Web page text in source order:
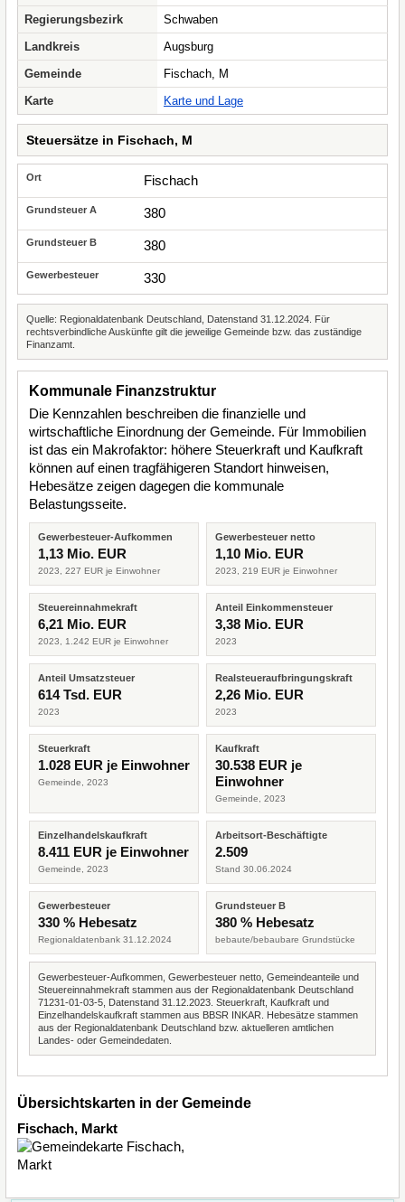
Regierungsbezirk
Schwaben
Landkreis
Augsburg
Gemeinde
Fischach, M
Karte
Karte und Lage
Steuersätze in Fischach, M
Fischach
380
380
330
Quelle: Regionaldatenbank Deutschland, Datenstand 31.12.2024. Für
rechtsverbindliche Auskünfte gilt die jeweilige Gemeinde bzw. das zuständige
Finanzamt.
Kommunale Finanzstruktur
Die Kennzahlen beschreiben die finanzielle und
wirtschaftliche Einordnung der Gemeinde. Für Immobilien
ist das ein Makrofaktor: höhere Steuerkraft und Kaufkraft
können auf einen tragfähigeren Standort hinweisen,
Hebesätze zeigen dagegen die kommunale
Belastungsseite.
Gewerbesteuer-Aufkommen
1,13 Mio. EUR
2023, 227 EUR je Einwohner
Gewerbesteuer netto
1,10 Mio. EUR
2023, 219 EUR je Einwohner
Steuereinnahmekraft
6,21 Mio. EUR
2023, 1.242 EUR je Einwohner
Anteil Einkommensteuer
3,38 Mio. EUR
2023
Anteil Umsatzsteuer
614 Tsd. EUR
2023
Realsteueraufbringungskraft
2,26 Mio. EUR
2023
Steuerkraft
1.028 EUR je Einwohner
Gemeinde, 2023
Kaufkraft
30.538 EUR je
Einwohner
Gemeinde, 2023
Einzelhandelskaufkraft
8.411 EUR je Einwohner
Gemeinde, 2023
Arbeitsort-Beschäftigte
2.509
Stand 30.06.2024
Gewerbesteuer
330 % Hebesatz
Regionaldatenbank 31.12.2024
Grundsteuer B
380 % Hebesatz
bebaute/bebaubare Grundstücke
Gewerbesteuer-Aufkommen, Gewerbesteuer netto, Gemeindeanteile und
Steuereinnahmekraft stammen aus der Regionaldatenbank Deutschland
71231-01-03-5, Datenstand 31.12.2023. Steuerkraft, Kaufkraft und
Einzelhandelskaufkraft stammen aus BBSR INKAR. Hebesätze stammen
aus der Regionaldatenbank Deutschland bzw. aktuelleren amtlichen
Landes- oder Gemeindedaten.
Übersichtskarten in der Gemeinde
Fischach, Markt